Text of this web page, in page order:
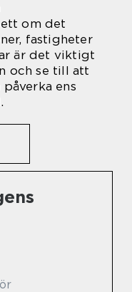
om det
fastigheter
är det viktigt
och se till att
ens